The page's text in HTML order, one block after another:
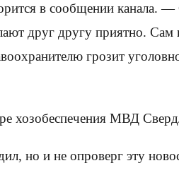
в сообщении канала.
друг другу приятно. Сам
грозит
хозобеспечения МВД
но и не опроверг эту